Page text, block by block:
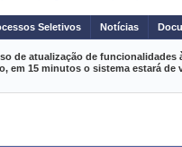
Seletivos Notícias
de atualização de
em 15 minutos o sistema estará de